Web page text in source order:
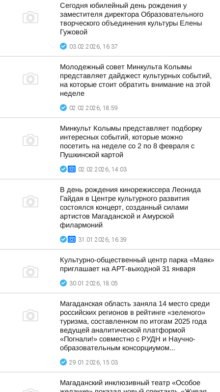
Сегодня юбилейный день рождения у
заместителя директора Образовательного
творческого объединения культуры Елены
Гужовой
03.02.2026, 16:37
Молодежный совет Минкульта Колымы
представляет дайджест культурных событий,
на которые стоит обратить внимание на этой
неделе
02.02.2026, 18:59
Минкульт Колымы представляет подборку
интересных событий, которые можно
посетить на неделе со 2 по 8 февраля с
Пушкинской картой
02.02.2026, 14:03
В день рождения кинорежиссера Леонида
Гайдая в Центре культурного развития
состоялся концерт, созданный силами
артистов Магаданской и Амурской
филармоний
31.01.2026, 16:39
Культурно-общественный центр парка «Маяк»
приглашает на АРТ-выходной 31 января
30.01.2026, 18:05
Магаданская область заняла 14 место среди
российских регионов в рейтинге «зеленого»
туризма, составленном по итогам 2025 года
ведущей аналитической платформой
«Погнали!» совместно с РУДН и Научно-
образовательным консорциумом...
29.01.2026, 15:03
Магаданский инклюзивный театр «Особое